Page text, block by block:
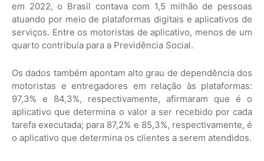
em 2022, o Brasil contava com 1,5 milhão de pessoas
atuando por meio de plataformas digitais e aplicativos de
serviços. Entre os motoristas de aplicativo, menos de um
quarto contribuía para a Previdência Social.
Os dados também apontam alto grau de dependência dos
motoristas e entregadores em relação às plataformas:
97,3% e 84,3%, respectivamente, afirmaram que é o
aplicativo que determina o valor a ser recebido por cada
tarefa executada; para 87,2% e 85,3%, respectivamente, é
o aplicativo que determina os clientes a serem atendidos.